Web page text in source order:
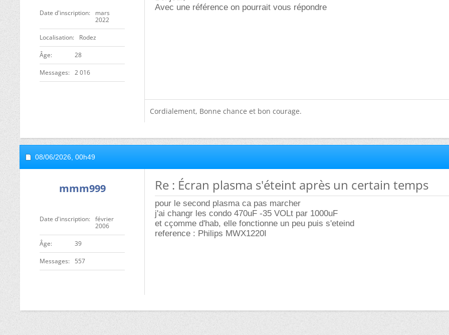
Date d'inscription
mars
2022
Localisation Rodez
ge 28
Messages 2 016
Avec une référence on pourrait vous répondre
Cordialement, Bonne chance et bon courage.
08/06/2026, 00h49
mmm999
Date d'inscription
février
2006
ge 39
Messages 557
Re : Écran plasma s'éteint après un certain temps
pour le second plasma ca pas marcher
j'ai changr les condo 470uF -35 VOLt par 1000uF
et cçomme d'hab, elle fonctionne un peu puis s'eteind
reference : Philips MWX1220I